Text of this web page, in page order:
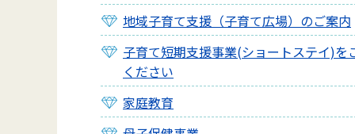
地域子育て支援（子育て広場）のご案内
子育て短期支援事業(ショートステイ)を
ください
家庭教育